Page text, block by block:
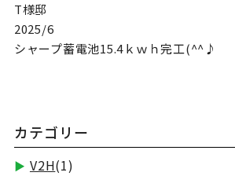
T様邸
2025/6
シャープ蓄電池15.4ｋｗｈ完工(^^♪
カテゴリー
V2H(1)